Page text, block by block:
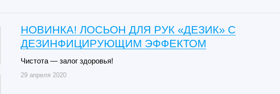
НОВИНКА! ЛОСЬОН ДЛЯ РУК «ДЕЗИК» С
ДЕЗИНФИЦИРУЮЩИМ ЭФФЕКТОМ
Чистота — залог здоровья!
29 апреля 2020